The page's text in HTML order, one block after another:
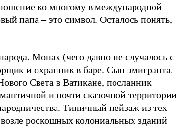
ко многому в международной
папа – это символ. Осталось понять,
Монах (чего давно не случалось с
и охранник в баре. Сын эмигранта.
Света в Ватикане, посланник
и почти сказочной территории
Типичный пейзаж из тех
роскошных колониальных зданий